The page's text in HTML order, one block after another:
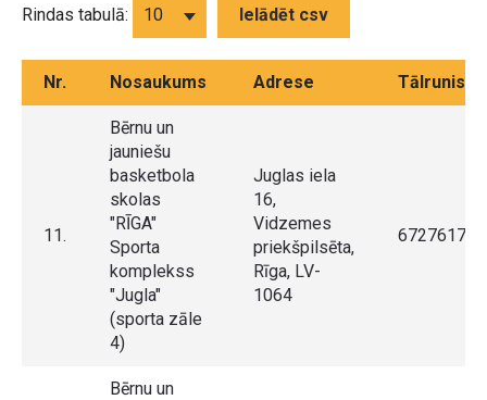
Rindas tabulā: Ielādēt csv
Nr. Nosaukums Adrese Tālrunis
11.
Bērnu un
jauniešu
basketbola
skolas
"RĪGA"
Sporta
komplekss
"Jugla"
(sporta zāle
4)
Juglas iela
16,
Vidzemes
priekšpilsēta,
Rīga, LV-
1064
67276175
Bērnu un